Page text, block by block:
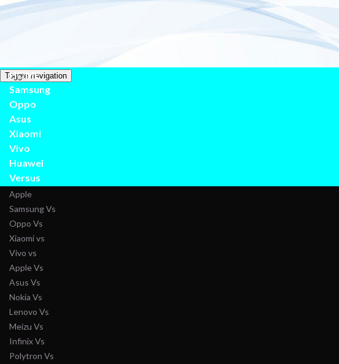
Toggle navigation
Arena
Referensi Harga
HOME
Samsung
Oppo
Asus
Xiaomi
Vivo
Huawei
Versus
Apple
Samsung Vs
Oppo Vs
Xiaomi vs
Vivo vs
Apple Vs
Asus Vs
Nokia Vs
Lenovo Vs
Meizu Vs
Infinix Vs
Polytron Vs